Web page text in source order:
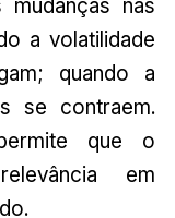
a volatilidade
quando a
se contraem.
que o
em